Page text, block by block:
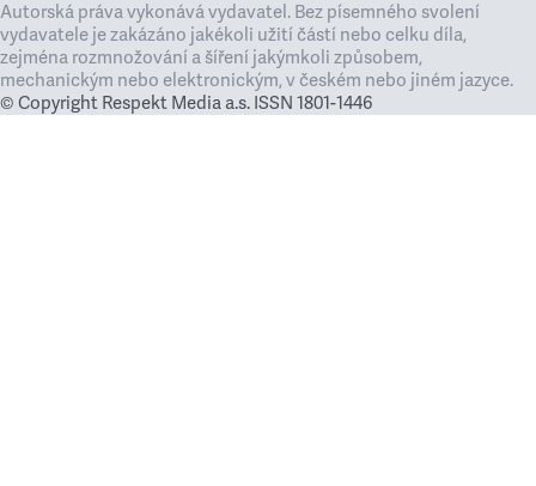
Autorská práva vykonává vydavatel. Bez písemného svolení
vydavatele je zakázáno jakékoli užití částí nebo celku díla,
zejména rozmnožování a šíření jakýmkoli způsobem,
mechanickým nebo elektronickým, v českém nebo jiném jazyce.
© Copyright Respekt Media a.s. ISSN 1801-1446